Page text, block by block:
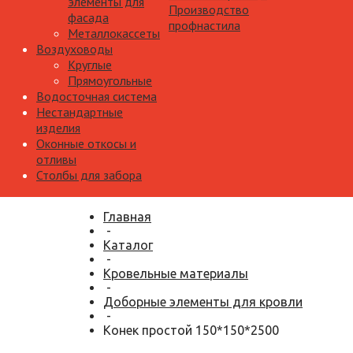
фасада
Металлокассеты
Воздуховоды
Круглые
Прямоугольные
Водосточная система
Нестандартные
изделия
Оконные откосы и
отливы
Столбы для забора
Производство
профнастила
Главная
-
Каталог
-
Кровельные материалы
-
Доборные элементы для кровли
-
Конек простой 150*150*2500